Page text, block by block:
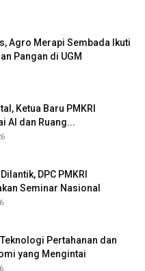
Agro Merapi Sembada Ikuti
Pangan di UGM
Ketua Baru PMKRI
AI dan Ruang...
DPC PMKRI
Seminar Nasional
Pertahanan dan
yang Mengintai